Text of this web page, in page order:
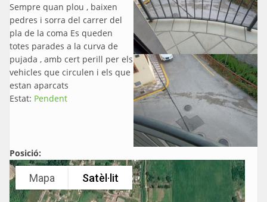
Sempre quan plou , baixen
pedres i sorra del carrer del
pla de la coma Es queden
totes parades a la curva de
pujada , amb cert perill per els
vehicles que circulen i els que
estan aparcats
Estat: Pendent
Posició:
Mapa Satèl·lit